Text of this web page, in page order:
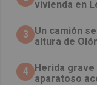
vivienda en
3
Un camión
altura de
4 Herida grave
aparatoso